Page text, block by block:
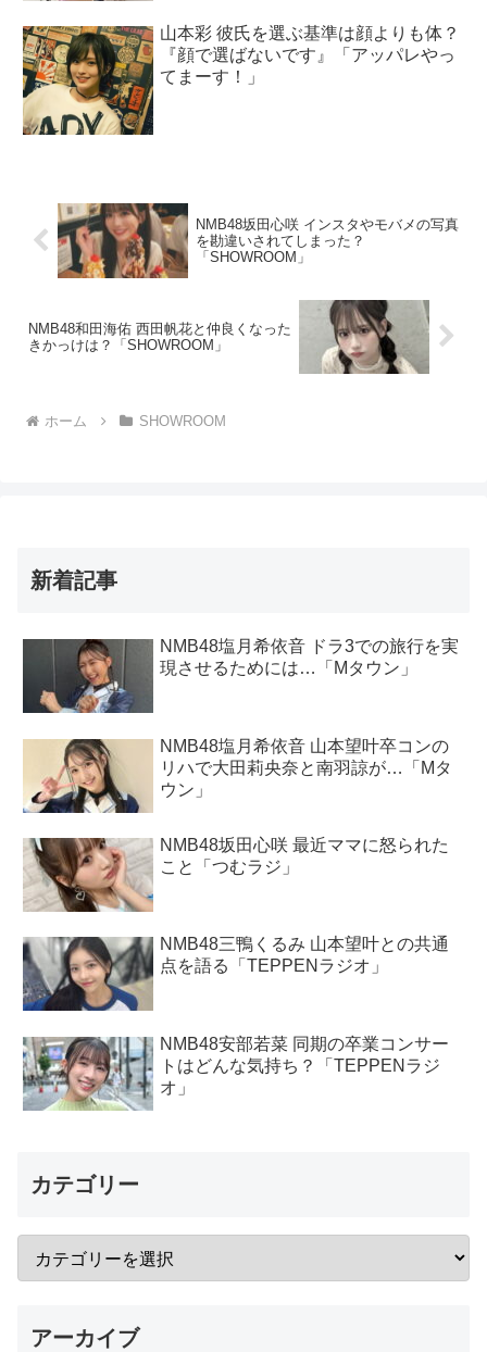
山本彩 彼氏を選ぶ基準は顔よりも体？
『顔で選ばないです』「アッパレやっ
てまーす！」
NMB48坂田心咲 インスタやモバメの写真
を勘違いされてしまった？
「SHOWROOM」
NMB48和田海佑 西田帆花と仲良くなった
きかっけは？「SHOWROOM」
ホーム SHOWROOM
新着記事
NMB48塩月希依音 ドラ3での旅行を実
現させるためには…「Mタウン」
NMB48塩月希依音 山本望叶卒コンの
リハで大田莉央奈と南羽諒が…「Mタ
ウン」
NMB48坂田心咲 最近ママに怒られた
こと「つむラジ」
NMB48三鴨くるみ 山本望叶との共通
点を語る「TEPPENラジオ」
NMB48安部若菜 同期の卒業コンサー
トはどんな気持ち？「TEPPENラジ
オ」
カテゴリー
アーカイブ